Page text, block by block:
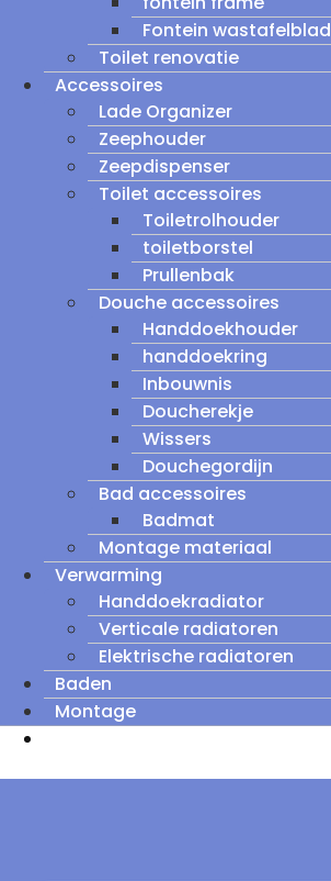
Fontein wastafelblad
Toilet renovatie
Accessoires
Lade Organizer
Zeephouder
Zeepdispenser
Toilet accessoires
Toiletrolhouder
toiletborstel
Prullenbak
Douche accessoires
Handdoekhouder
handdoekring
Inbouwnis
Doucherekje
Wissers
Douchegordijn
Bad accessoires
Badmat
Montage materiaal
Verwarming
Handdoekradiator
Verticale radiatoren
Elektrische radiatoren
Baden
Montage